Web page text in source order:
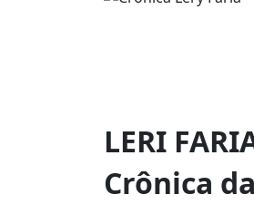
LERI
Crônica